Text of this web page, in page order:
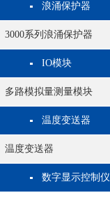
浪涌保护器
3000系列浪涌保护器
IO模块
多路模拟量测量模块
温度变送器
温度变送器
数字显示控制仪